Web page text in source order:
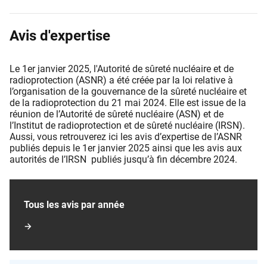
Avis d'expertise
Le 1er janvier 2025, l'Autorité de sûreté nucléaire et de
radioprotection (ASNR) a été créée par la loi relative à
l’organisation de la gouvernance de la sûreté nucléaire et
de la radioprotection du 21 mai 2024. Elle est issue de la
réunion de l’Autorité de sûreté nucléaire (ASN) et de
l’Institut de radioprotection et de sûreté nucléaire (IRSN).
Aussi, vous retrouverez ici les avis d’expertise de l’ASNR
publiés depuis le 1er janvier 2025 ainsi que les avis aux
autorités de l’IRSN publiés jusqu’à fin décembre 2024.
Tous les avis par année